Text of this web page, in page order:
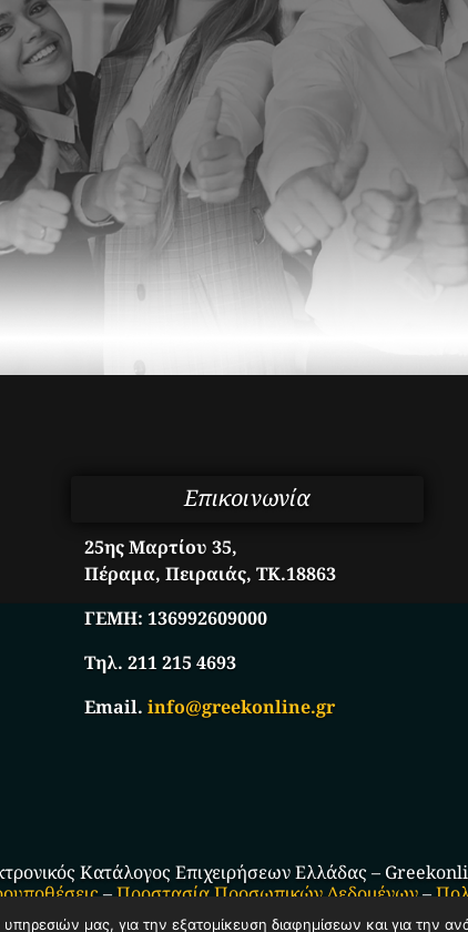
Επικοινωνία
25ης Μαρτίου 35,
Πέραμα, Πειραιάς, ΤΚ.18863
ΓΕΜΗ:136992609000
Τηλ. 211 215 4693
Email.info@greekonline.gr
Κατάλογος Επιχειρήσεων Ελλάδας –
–Προστασία Προσωπικών Δεδομένων–
μας, για την εξατομίκευση διαφημίσεων και για την